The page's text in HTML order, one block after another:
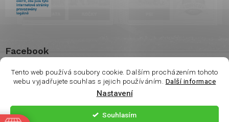
Tento web používá soubory cookie. Dalším procházením tohoto
webu vyjadřujete souhlas s jejich používáním. Další informace
Nastavení
Souhlasím
Facebook
Copyright 2026 shop Wasco. Všechna práva vyhrazena.